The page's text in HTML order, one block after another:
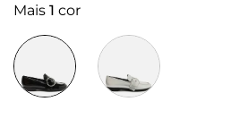
Mais 1 cor